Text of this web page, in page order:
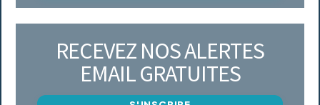
RECEVEZ NOS ALERTES
EMAIL GRATUITES